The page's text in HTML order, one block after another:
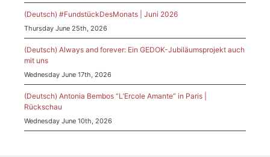
(Deutsch) #FundstückDesMonats | Juni 2026
Thursday June 25th, 2026
(Deutsch) Always and forever: Ein GEDOK-Jubiläumsprojekt auch
mit uns
Wednesday June 17th, 2026
(Deutsch) Antonia Bembos “L’Ercole Amante” in Paris |
Rückschau
Wednesday June 10th, 2026